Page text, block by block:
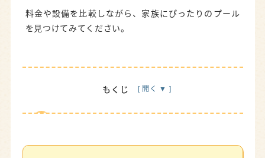
料金や設備を比較しながら、家族にぴったりのプール
を見つけてみてください。
もくじ